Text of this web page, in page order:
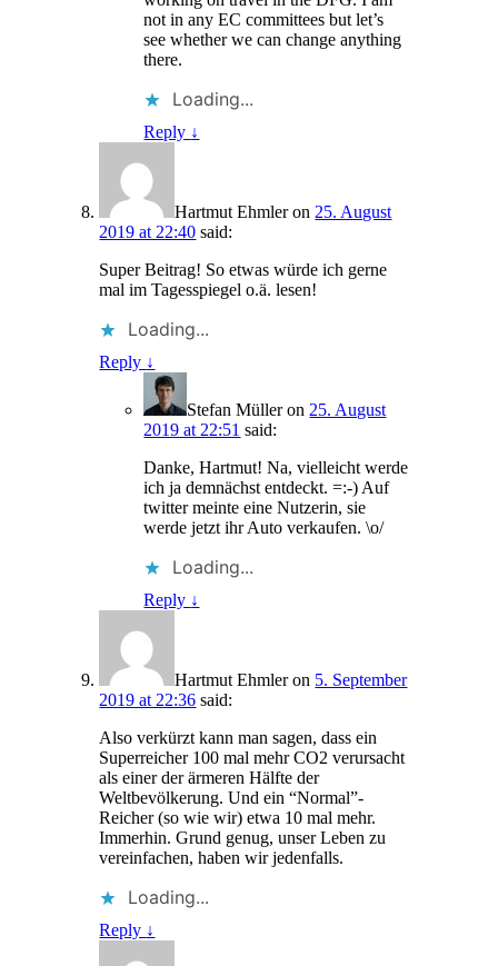
not in any EC committees but let’s
see whether we can change anything
there.
Loading...
Reply ↓
Hartmut Ehmleron 25. August
2019 at 22:40 said:
Super Beitrag! So etwas würde ich gerne
mal im Tagesspiegel o.ä. lesen!
Loading...
Reply ↓
Stefan Mülleron 25. August
2019 at 22:51 said:
Danke, Hartmut! Na, vielleicht werde
ich ja demnächst entdeckt. =:-) Auf
twitter meinte eine Nutzerin, sie
werde jetzt ihr Auto verkaufen. \o/
Loading...
Reply ↓
Hartmut Ehmleron 5. September
2019 at 22:36 said:
Also verkürzt kann man sagen, dass ein
Superreicher 100 mal mehr CO2 verursacht
als einer der ärmeren Hälfte der
Weltbevölkerung. Und ein “Normal”-
Reicher (so wie wir) etwa 10 mal mehr.
Immerhin. Grund genug, unser Leben zu
vereinfachen, haben wir jedenfalls.
Loading...
Reply ↓